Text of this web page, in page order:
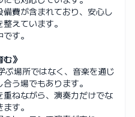
費が含まれており、安心し
えています。
す。
》
ぶ場所ではなく、音楽を通じ
う場でもあります。
ねながら、演奏力だけでな
す。